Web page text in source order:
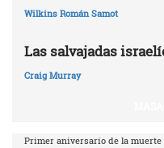
Wilkins Román Samot
Las salvajadas
Craig Murray
Primer aniversario de la